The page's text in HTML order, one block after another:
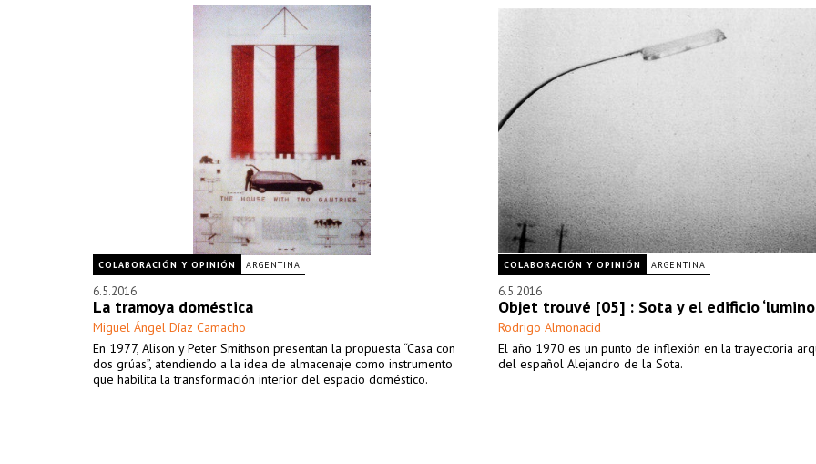
COLABORACIÓN Y OPINIÓN ARGENTINA
6.5.2016
La tramoya doméstica
Miguel Ángel Díaz Camacho
En 1977, Alison y Peter Smithson presentan la propuesta “Casa con
dos grúas”, atendiendo a la idea de almacenaje como instrumento
que habilita la transformación interior del espacio doméstico.
COLABORACIÓN Y OPINIÓN ARGENTINA
6.5.2016
Objet trouvé [05] : Sota y el edificio
Rodrigo Almonacid
El año 1970 es un punto de inflexión en la trayectoria
del español Alejandro de la Sota.